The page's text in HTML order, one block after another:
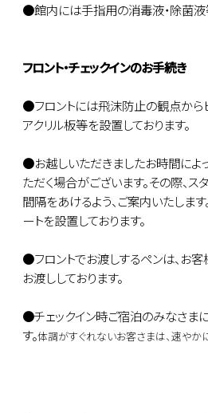
●館内には手指用の消毒液・除菌液
フロント・チェックインのお手続き
●フロントには飛沫防止の観点から
アクリル板等を設置しております。
●お越しいただきましたお時間によ
ただく場合がございます。その際、
間隔をあけるよう、ご案内いたしま
ートを設置しております。
●フロントでお渡しするペンは、お
お渡ししております。
●チェックイン時ご宿泊のみなさま
す。体調がすぐれないお客さまは、速やか